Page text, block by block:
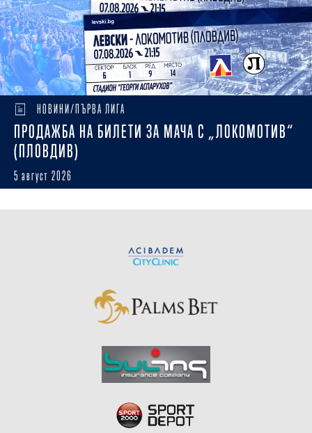
НОВИНИ/ПЪРВА ЛИГА
ПРОДАЖБА НА БИЛЕТИ ЗА МАЧА С „ЛОКОМОТИВ“
(ПЛОВДИВ)
5 август 2026